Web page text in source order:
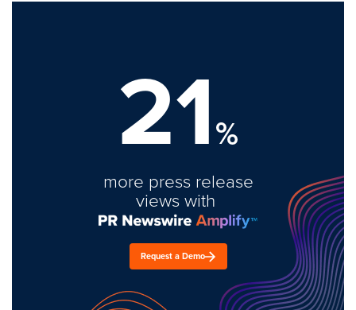
21%
more press release
views with
Request a Demo